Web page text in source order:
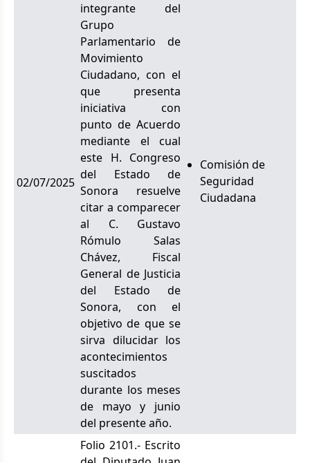
02/07/2025
integrante del
Grupo
Parlamentario de
Movimiento
Ciudadano, con el
que presenta
iniciativa con
punto de Acuerdo
mediante el cual
este H. Congreso
del Estado de
Sonora resuelve
citar a comparecer
al C. Gustavo
Rómulo Salas
Chávez, Fiscal
General de Justicia
del Estado de
Sonora, con el
objetivo de que se
sirva dilucidar los
acontecimientos
suscitados
durante los meses
de mayo y junio
del presente año.
Comisión de
Seguridad
Ciudadana
Folio 2101.- Escrito